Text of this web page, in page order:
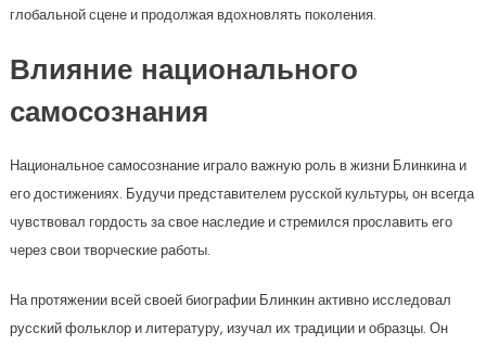
глобальной сцене и продолжая вдохновлять поколения.
Влияние национального
самосознания
Национальное самосознание играло важную роль в жизни Блинкина и
его достижениях. Будучи представителем русской культуры, он всегда
чувствовал гордость за свое наследие и стремился прославить его
через свои творческие работы.
На протяжении всей своей биографии Блинкин активно исследовал
русский фольклор и литературу, изучал их традиции и образцы. Он